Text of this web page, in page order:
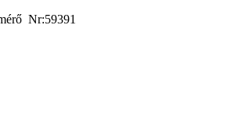
Nr:59391